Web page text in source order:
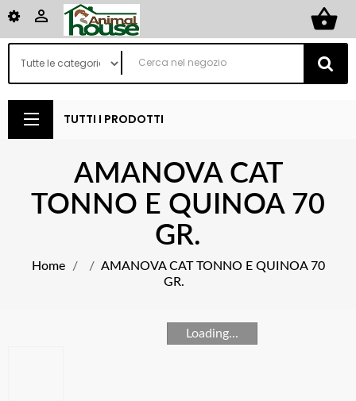
shopping_basket

TUTTI I PRODOTTI
AMANOVA CAT
TONNO E QUINOA 70
GR.
Home
AMANOVA CAT TONNO E QUINOA 70
GR.
Loading...